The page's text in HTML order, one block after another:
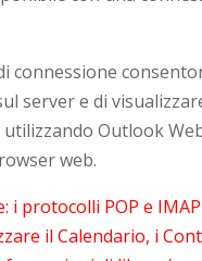
connessione
server e di
Outlook
web.
i protocolli POP e
il Calendario, i